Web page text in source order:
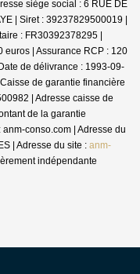
siège social : 6 RUE DE
| Siret : 39237829500019 |
: FR30392378295 |
euros | Assurance RCP : 120
de délivrance : 1993-09-
de garantie financière
| Adresse caisse de
de la garantie
conso.com | Adresse du
| Adresse du site : anm-
indépendante